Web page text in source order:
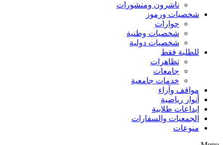
ناشرون ومنشورات
شخصيات ورموز
حوارات
شخصيات وطنية
شخصيات دولية
للطلبة فقط
تظاهرات
جامعات
خدمات جامعية
مواقف وآراء
أنوار رياضية
إبداعات طلابية
الجمعيات والسفارات
منوعات